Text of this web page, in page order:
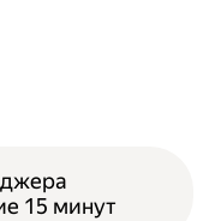
15 минут